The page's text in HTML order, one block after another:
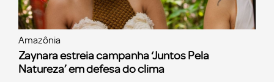
Amazônia
Zaynara estreia campanha ‘Juntos Pela
Natureza’ em defesa do clima